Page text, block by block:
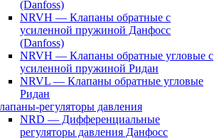
(Danfoss)
NRVH — Клапаны обратные с
усиленной пружиной Данфосс
(Danfoss)
NRVH — Клапаны обратные угловые с
усиленной пружиной Ридан
NRVL — Клапаны обратные угловые
Ридан
регуляторы давления
NRD — Дифференциальные
регуляторы давления Данфосс